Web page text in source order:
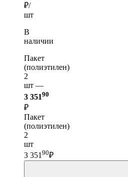
₽/
шт
В
наличии
Пакет
(полиэтилен)
2
шт —
3 35190
₽
Пакет
(полиэтилен)
2
шт
3 351 90₽